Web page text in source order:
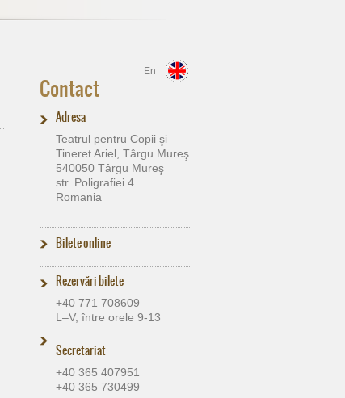
En
Contact
Adresa
Teatrul pentru Copii şi
Tineret Ariel, Târgu Mureş
540050 Târgu Mureş
str. Poligrafiei 4
Romania
Bilete online
Rezervări bilete
+40 771 708609
L–V, între orele 9-13
Secretariat
+40 365 407951
+40 365 730499